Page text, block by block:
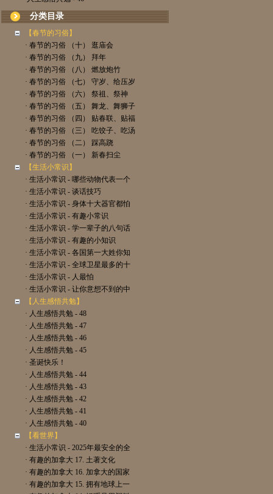
分类目录
【春节的习俗】
· 春节的习俗 （十） 逛庙会
· 春节的习俗 （九） 拜年
· 春节的习俗 （八） 燃放炮竹
· 春节的习俗 （七） 守岁、给压岁
· 春节的习俗 （六） 祭祖、祭神
· 春节的习俗 （五） 舞龙、舞狮子
· 春节的习俗 （四） 贴春联、贴福
· 春节的习俗 （三） 吃饺子、吃汤
· 春节的习俗 （二） 踩高跷
· 春节的习俗 （一） 新春扫尘
【生活小常识】
· 生活小常识 - 哪些动物代表一个
· 生活小常识 - 谈话技巧
· 生活小常识 - 身体十大器官都怕
· 生活小常识 - 有趣小常识
· 生活小常识 - 学一辈子的八句话
· 生活小常识 - 有趣的小知识
· 生活小常识 - 各国第一大姓你知
· 生活小常识 - 全球卫星最多的十
· 生活小常识 - 人最怕
· 生活小常识 - 让你意想不到的中
【人生感悟共勉】
· 人生感悟共勉 - 48
· 人生感悟共勉 - 47
· 人生感悟共勉 - 46
· 人生感悟共勉 - 45
· 圣诞快乐！
· 人生感悟共勉 - 44
· 人生感悟共勉 - 43
· 人生感悟共勉 - 42
· 人生感悟共勉 - 41
· 人生感悟共勉 - 40
【看世界】
· 生活小常识 - 2025年最安全的全
· 有趣的加拿大 17. 土著文化
· 有趣的加拿大 16. 加拿大的国家
· 有趣的加拿大 15. 拥有地球上一